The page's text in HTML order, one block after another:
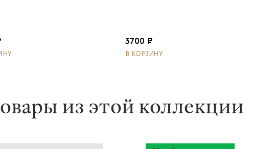
3700 ₽
В КОРЗИНУ
из этой коллекции